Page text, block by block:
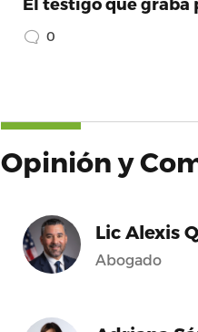
0
Opinión y
Lic Alexis
Abogado